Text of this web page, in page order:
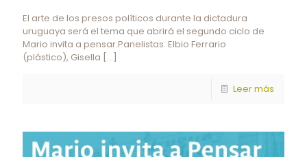
El arte de los presos políticos durante la dictadura
uruguaya será el tema que abrirá el segundo ciclo de
Mario invita a pensar.Panelistas: Elbio Ferrario
(plástico), Gisella […]
Leer más